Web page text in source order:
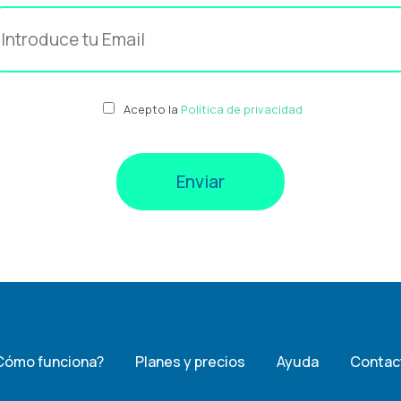
Acepto la Política de privacidad
funciona? Planes y precios Ayuda